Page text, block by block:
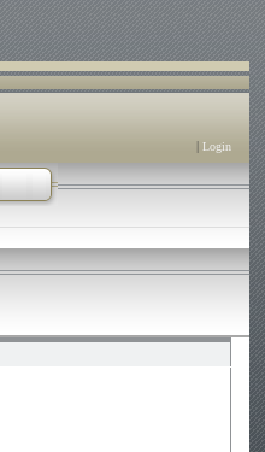
| Login